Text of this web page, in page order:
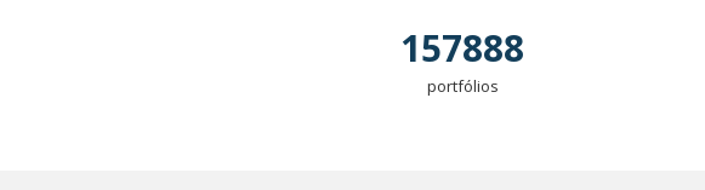
157888
portfólios